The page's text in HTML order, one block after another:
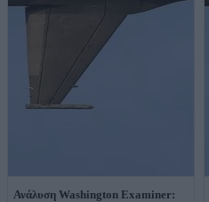
Ανάλυση Washington Examiner: